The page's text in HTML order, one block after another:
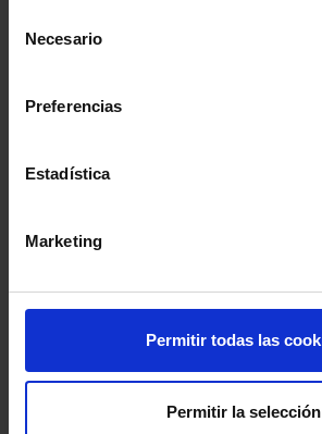
Necesario
Preferencias
Estadística
Marketing
Permitir todas las
Permitir la selección
Nous encourageons la collaboration
entités publiques et privées et des
s’attaquer à des problèmes sociaux
lutte contre la pauvreté ou l’exclusion
Programme de microcrédit
Don de 30 tonnes de nourriture
Caritas, DYA, Despensa
Don de nourriture, d’articles